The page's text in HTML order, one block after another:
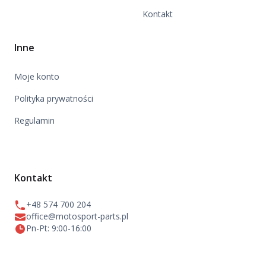
Kontakt
Inne
Moje konto
Polityka prywatności
Regulamin
Kontakt
+48 574 700 204
office@motosport-parts.pl
Pn-Pt: 9:00-16:00